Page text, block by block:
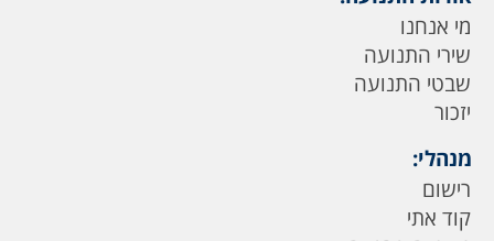
מי אנחנו
שירי התנועה
שבטי התנועה
יזכור
מנהלי:
רישום
קוד אתי